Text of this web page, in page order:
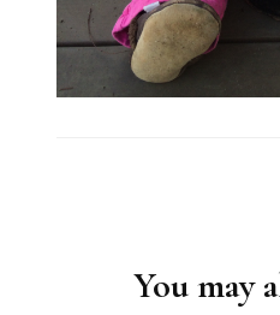
You may